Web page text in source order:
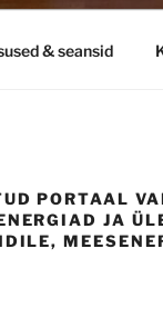
& seansid
PORTAAL
JA